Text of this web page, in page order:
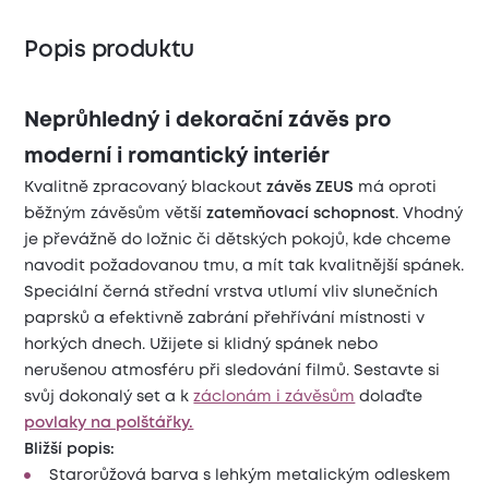
Popis produktu
Neprůhledný i dekorační závěs pro
moderní i romantický interiér
Kvalitně zpracovaný blackoutzávěs ZEUS má oproti
běžným závěsům většízatemňovací schopnost. Vhodný
je převážně do ložnic či dětských pokojů, kde chceme
navodit požadovanou tmu, a mít tak kvalitnější spánek.
Speciální černá střední vrstva utlumí vliv slunečních
paprsků a efektivně zabrání přehřívání místnosti v
horkých dnech. Užijete si klidný spánek nebo
nerušenou atmosféru při sledování filmů. Sestavte si
svůj dokonalý set a kzáclonám i závěsům dolaďte
povlaky na polštářky.
Bližší popis:
Starorůžová barva s lehkým metalickým odleskem